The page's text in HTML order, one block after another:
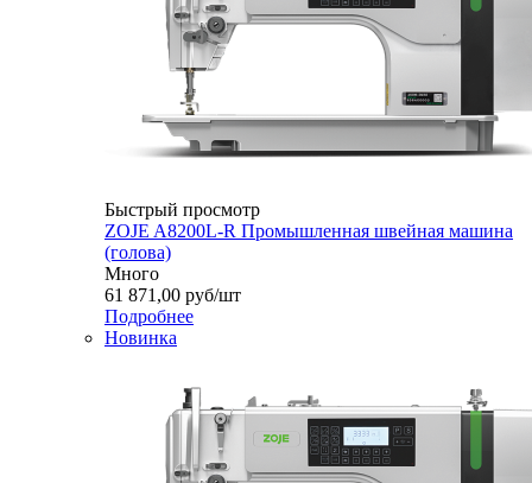
Быстрый просмотр
ZOJE A8200L-R Промышленная швейная машина
(голова)
Много
61 871,00 руб/шт
Подробнее
Новинка